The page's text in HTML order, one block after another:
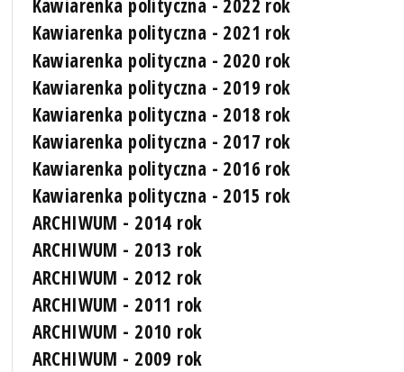
Kawiarenka polityczna - 2022 rok
Kawiarenka polityczna - 2021 rok
Kawiarenka polityczna - 2020 rok
Kawiarenka polityczna - 2019 rok
Kawiarenka polityczna - 2018 rok
Kawiarenka polityczna - 2017 rok
Kawiarenka polityczna - 2016 rok
Kawiarenka polityczna - 2015 rok
ARCHIWUM - 2014 rok
ARCHIWUM - 2013 rok
ARCHIWUM - 2012 rok
ARCHIWUM - 2011 rok
ARCHIWUM - 2010 rok
ARCHIWUM - 2009 rok